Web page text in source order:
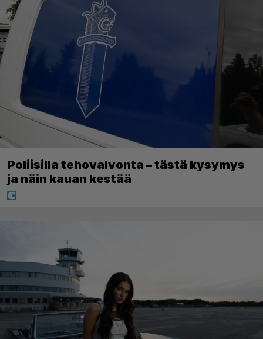
Poliisilla tehovalvonta – tästä kysymys
ja näin kauan kestää